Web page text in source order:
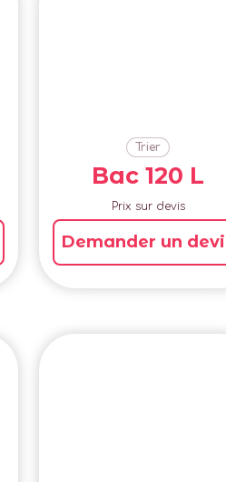
Trier
Bac 120 L
Prix sur devis
Demander un